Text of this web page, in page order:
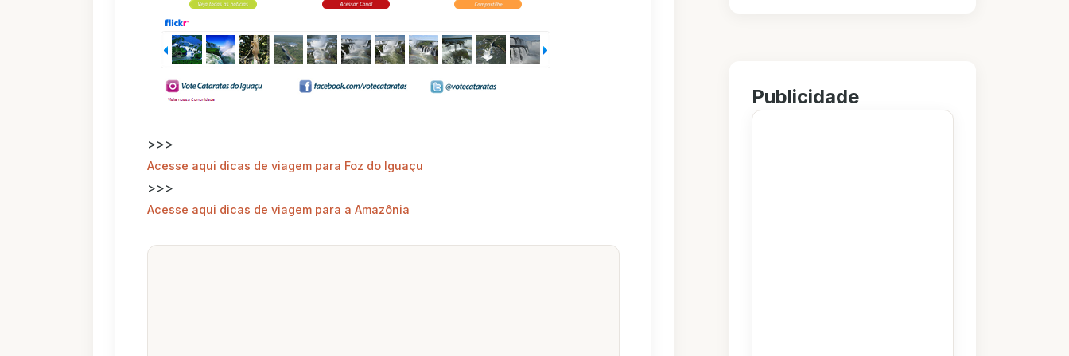
>>>
Acesse aqui dicas de viagem para Foz do Iguaçu
>>>
Acesse aqui dicas de viagem para a Amazônia
Publicidade